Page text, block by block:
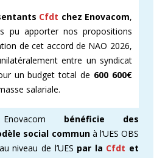
Cfdt chez Enovacom,
pu apporter nos propositions
de cet accord de NAO 2026,
entre un syndicat
un budget total de 600 600€
salariale.
Enovacom bénéficie des
social communà l’UES OBS
niveau de l’UES par la Cfdt et